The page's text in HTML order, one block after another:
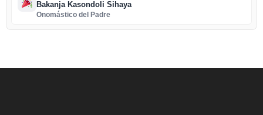
Bakanja Kasondoli Sihaya
Onomástico del Padre